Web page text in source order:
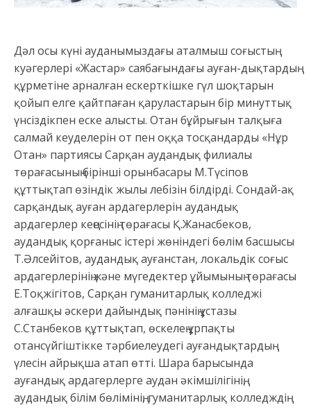
Дәл осы күні ауданымыздағы аталмыш соғыстың
куәгерлері «Жастар» саябағындағы ауған-дықтардың
құрметіне арналған ескерткішке гүл шоқтарын
қойып елге қайтпаған қаруластарын бір минуттық
үнсіздікпен еске алысты. Отан бұйрығын талқыға
салмай кеуделерін от пен оққа тосқандарды «Нұр
Отан» партиясы Сарқан аудандық филиалы
төрағасының бірінші орынбасары М.Түсіпов
құттықтап өзіндік жылы лебізін білдірді. Сондай-ақ
сарқандық ауған ардагерлерін аудандық
ардагерлер кеңесінің төрағасы Қ.Жанасбеков,
аудандық қорғаныс істері жөніндегі бөлім басшысы
Т.Әлсейітов, аудандық ауғанстан, локальдік соғыс
ардагерлерінің және мүгедектер ұйымының төрағасы
Е.Тоқжігітов, Сарқан гуманитарлық колледжі
алғашқы әскери дайындық пәнінің ұстазы
С.Станбеков құттықтап, өскелең ұрпақты
отансүйгіштікке тәрбиелеудегі ауғандықтардың
үлесін айрықша атап өтті. Шара барысында
ауғандық ардагерлерге аудан әкімшілігінің,
аудандық білім бөлімінің, гуманитарлық колледждің